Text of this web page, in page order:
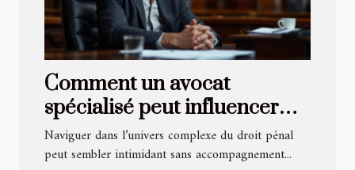
Comment un avocat
spécialisé peut influencer
l'issue de votre procès pénal
?
Naviguer dans l’univers complexe du droit pénal
peut sembler intimidant sans accompagnement...